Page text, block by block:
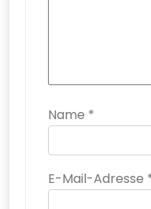
Name *
E-Mail-Adresse